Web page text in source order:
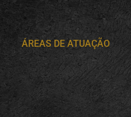
ÁREAS DE ATUAÇÃO